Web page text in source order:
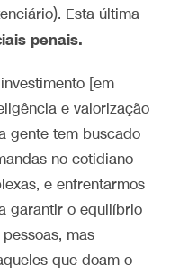
Esta última
penais.
[em
e valorização
gente tem buscado
no cotidiano
e enfrentarmos
garantir o equilíbrio
mas
que doam o